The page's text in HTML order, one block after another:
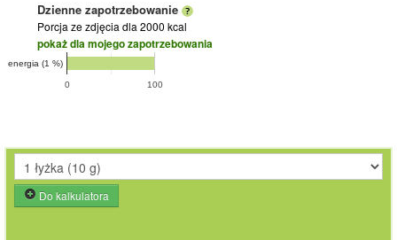
Dzienne zapotrzebowanie
Porcja ze zdjęcia dla 2000 kcal
pokaż dla mojego zapotrzebowania
0 100
energia (1 %)
Do kalkulatora